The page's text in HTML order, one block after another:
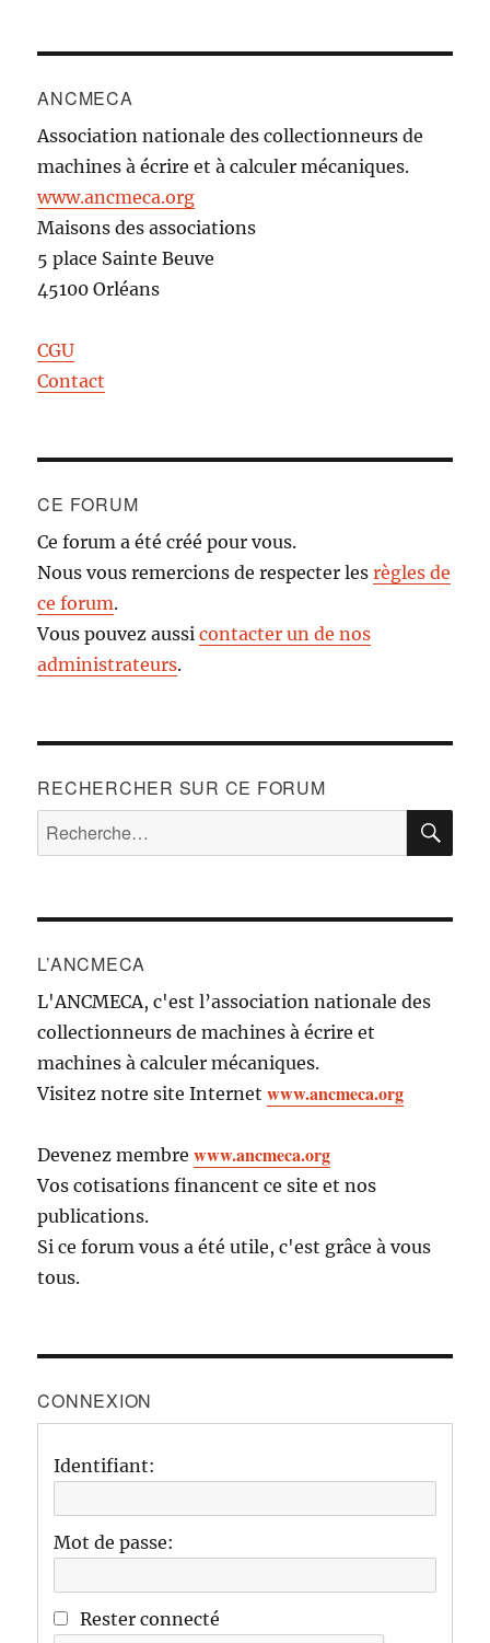
ANCMECA
Association nationale des collectionneurs de
machines à écrire et à calculer mécaniques.
www.ancmeca.org
Maisons des associations
5 place Sainte Beuve
45100 Orléans
CGU
Contact
CE FORUM
Ce forum a été créé pour vous.
Nous vous remercions de respecter lesrègles de
ce forum.
Vous pouvez aussicontacter un de nos
administrateurs.
RECHERCHER SUR CE FORUM
Recherche
pour :
L’ANCMECA
L'ANCMECA, c'est l’association nationale des
collectionneurs de machines à écrire et
machines à calculer mécaniques.
Visitez notre site Internetwww.ancmeca.org
Devenez membrewww.ancmeca.org
Vos cotisations financent ce site et nos
publications.
Si ce forum vous a été utile, c'est grâce à vous
tous.
CONNEXION
Identifiant:
Mot de passe:
Rester connecté